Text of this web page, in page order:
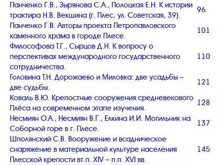
Панченко Г.В., Зырянова С.А., Полоцкая Е.Н. К истории
трактира Н.В. Векшина (г. Плес, ул. Советская, 39).
96
Панченко Г.В. Авторы проекта Петропавловского
каменного храма в городе Плесе.
101
Философова Т.Г., Сырцов Д.Н. К вопросу о
перспективах международного государственного
сотрудничества.
110
Головина Т.Н. Дорожаево и Миловка: две усадьбы –
две судьбы.
121
Коваль В.Ю. Крепостные сооружения средневекового
Плёса на современном этапе изучения.
128
Несмиян О.А., Несмиян В.Г., Елкина И.И. Могильник на
Соборной горе в г. Плесе.
137
Шполянский С.В. Вооружение и всадническое
снаряжение в материальной культуре населения
Плесской крепости вт.п. XIV – п.п. XVI вв.
145